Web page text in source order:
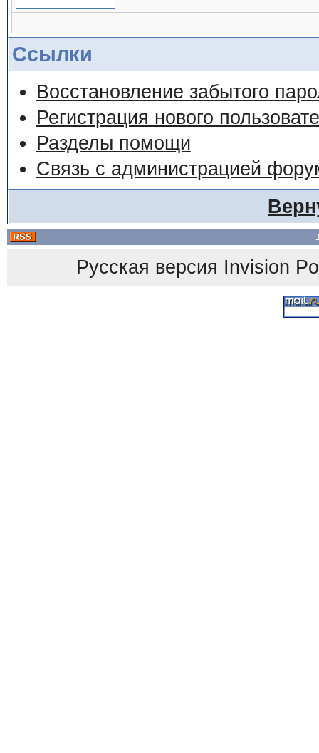
Ссылки
Восстановление забытого
Регистрация нового
Разделы помощи
Связь с администрацией
Русская версия Invision